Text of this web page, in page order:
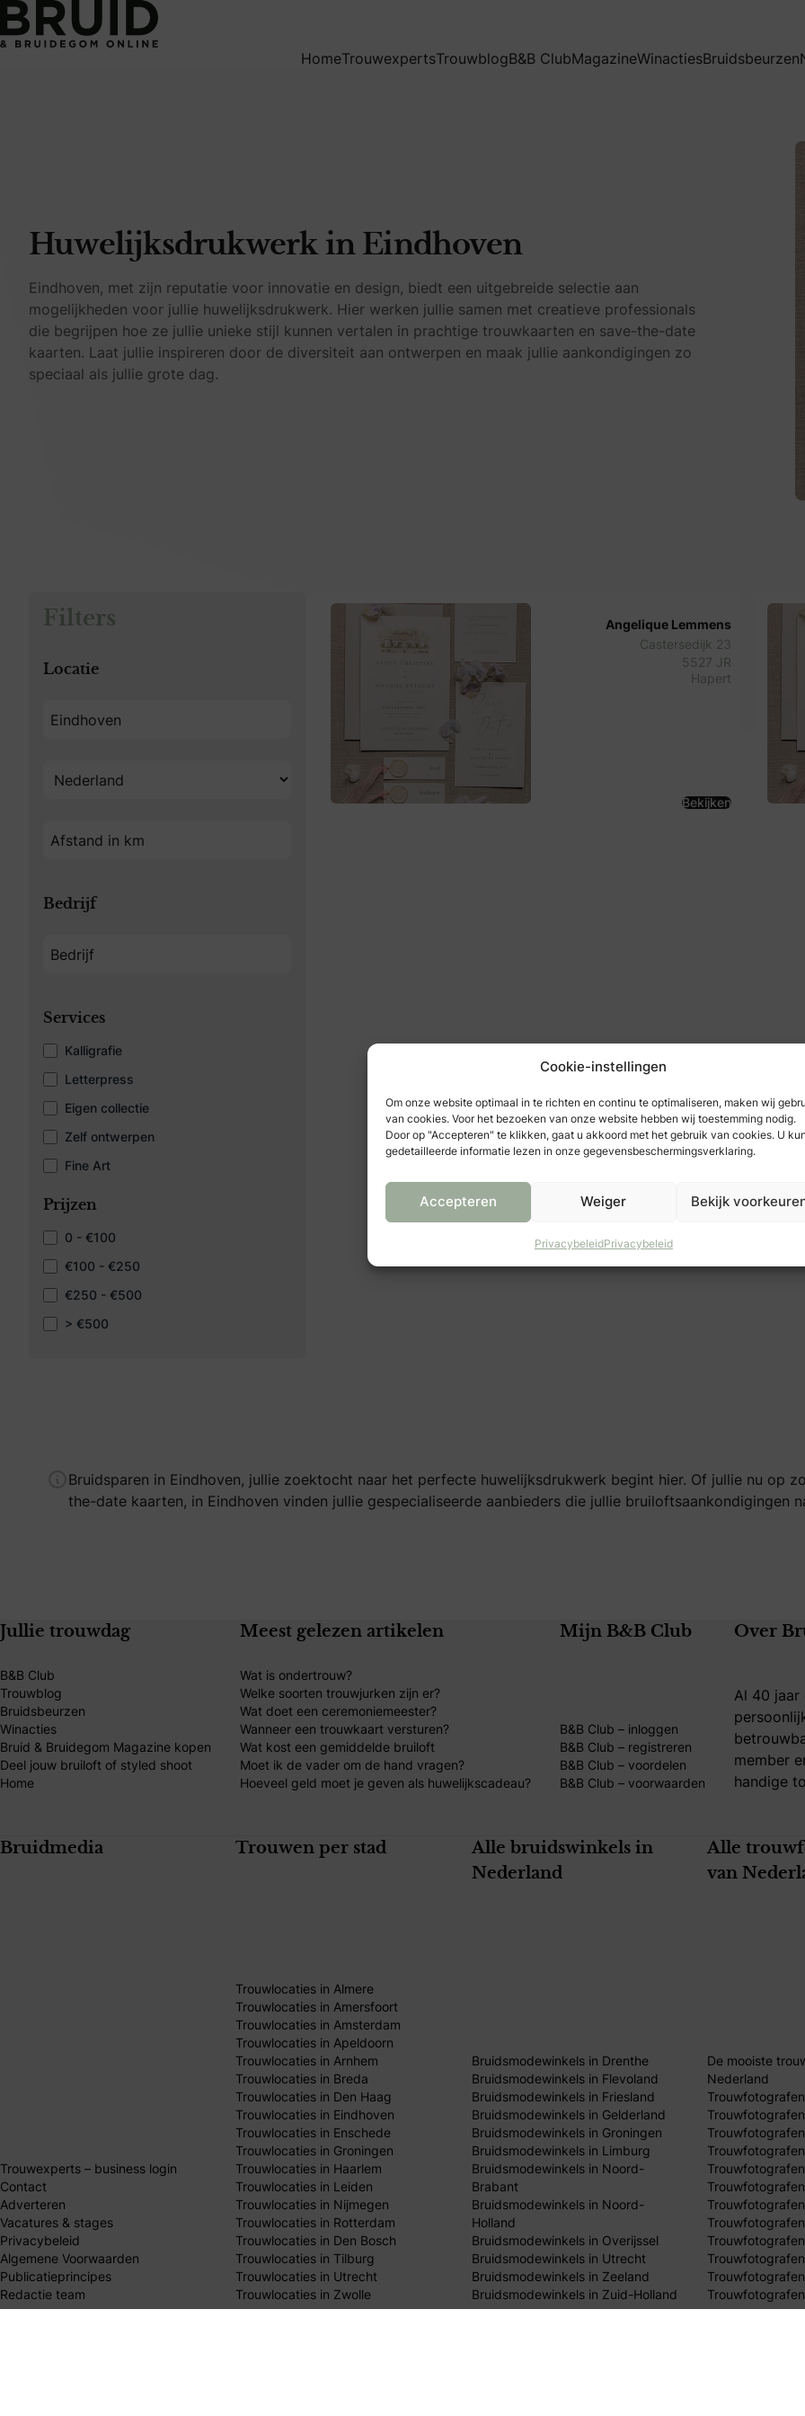
Cookie-instellingen
Om onze website optimaal in te richten en continu te optimaliseren, maken wij
van cookies. Voor het bezoeken van onze website hebben wij toestemming nodig.
Door op "Accepteren" te klikken, gaat u akkoord met het gebruik van cookies. U
gedetailleerde informatie lezen in onze gegevensbeschermingsverklaring.
Accepteren Weiger Bekijk
PrivacybeleidPrivacybeleid
HomeTrouwexpertsTrouwblogB&B ClubMagazineWinactiesBruidsbeurzen
Huwelijksdrukwerk in Eindhoven
Eindhoven, met zijn reputatie voor innovatie en design, biedt een uitgebreide selectie aan
mogelijkheden voor jullie huwelijksdrukwerk. Hier werken jullie samen met creatieve professionals
die begrijpen hoe ze jullie unieke stijl kunnen vertalen in prachtige trouwkaarten en save-the-date
kaarten. Laat jullie inspireren door de diversiteit aan ontwerpen en maak jullie aankondigingen zo
speciaal als jullie grote dag.
Filters
Locatie
Bedrijf
Services
Kalligrafie
Letterpress
Eigen collectie
Zelf ontwerpen
Fine Art
Prijzen
0 - €100
€100 - €250
€250 - €500
> €500
Angelique Lemmens
Castersedijk 23
5527 JR
Hapert
Bekijken
Bruidsparen in Eindhoven, jullie zoektocht naar het perfecte huwelijksdrukwerk begint hier. Of jullie nu op
the-date kaarten, in Eindhoven vinden jullie gespecialiseerde aanbieders die jullie bruiloftsaankondigingen
Jullie trouwdag
B&B Club
Trouwblog
Bruidsbeurzen
Winacties
Bruid & Bruidegom Magazine kopen
Deel jouw bruiloft of styled shoot
Home
Meest gelezen artikelen
Wat is ondertrouw?
Welke soorten trouwjurken zijn er?
Wat doet een ceremoniemeester?
Wanneer een trouwkaart versturen?
Wat kost een gemiddelde bruiloft
Moet ik de vader om de hand vragen?
Hoeveel geld moet je geven als huwelijkscadeau?
Mijn B&B Club
B&B Club – inloggen
B&B Club – registreren
B&B Club – voordelen
B&B Club – voorwaarden
Over
Al 40 jaar
member
handige
Bruidmedia
Trouwexperts – business login
Contact
Adverteren
Vacatures & stages
Privacybeleid
Algemene Voorwaarden
Publicatieprincipes
Redactie team
Trouwen per stad
Trouwlocaties in Almere
Trouwlocaties in Amersfoort
Trouwlocaties in Amsterdam
Trouwlocaties in Apeldoorn
Trouwlocaties in Arnhem
Trouwlocaties in Breda
Trouwlocaties in Den Haag
Trouwlocaties in Eindhoven
Trouwlocaties in Enschede
Trouwlocaties in Groningen
Trouwlocaties in Haarlem
Trouwlocaties in Leiden
Trouwlocaties in Nijmegen
Trouwlocaties in Rotterdam
Trouwlocaties in Den Bosch
Trouwlocaties in Tilburg
Trouwlocaties in Utrecht
Trouwlocaties in Zwolle
Alle bruidswinkels in
Nederland
Bruidsmodewinkels in Drenthe
Bruidsmodewinkels in Flevoland
Bruidsmodewinkels in Friesland
Bruidsmodewinkels in Gelderland
Bruidsmodewinkels in Groningen
Bruidsmodewinkels in Limburg
Bruidsmodewinkels in Noord-
Brabant
Bruidsmodewinkels in Noord-
Holland
Bruidsmodewinkels in Overijssel
Bruidsmodewinkels in Utrecht
Bruidsmodewinkels in Zeeland
Bruidsmodewinkels in Zuid-Holland
Alle
van
De mooiste
Nederland